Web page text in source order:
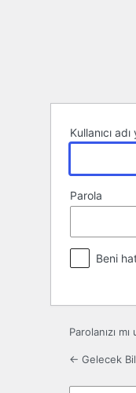
Kullanıcı
Parola
Beni
Parolanızı
← Gelecek